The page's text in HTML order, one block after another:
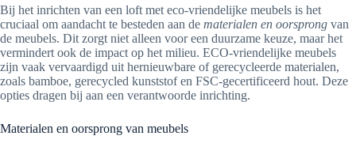
Bij het inrichten van een loft met eco-vriendelijke meubels is het
cruciaal om aandacht te besteden aan de materialen en oorsprong van
de meubels. Dit zorgt niet alleen voor een duurzame keuze, maar het
vermindert ook de impact op het milieu. ECO-vriendelijke meubels
zijn vaak vervaardigd uit hernieuwbare of gerecycleerde materialen,
zoals bamboe, gerecycled kunststof en FSC-gecertificeerd hout. Deze
opties dragen bij aan een verantwoorde inrichting.
Materialen en oorsprong van meubels